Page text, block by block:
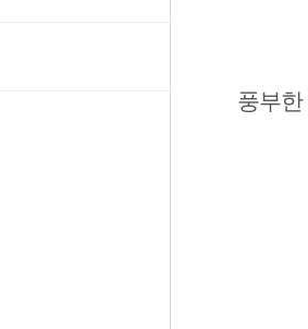
풍부